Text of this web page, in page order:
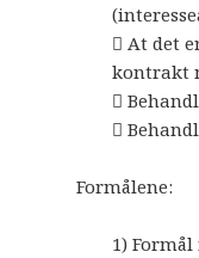
 At det
kontrakt


Formålene:
1)